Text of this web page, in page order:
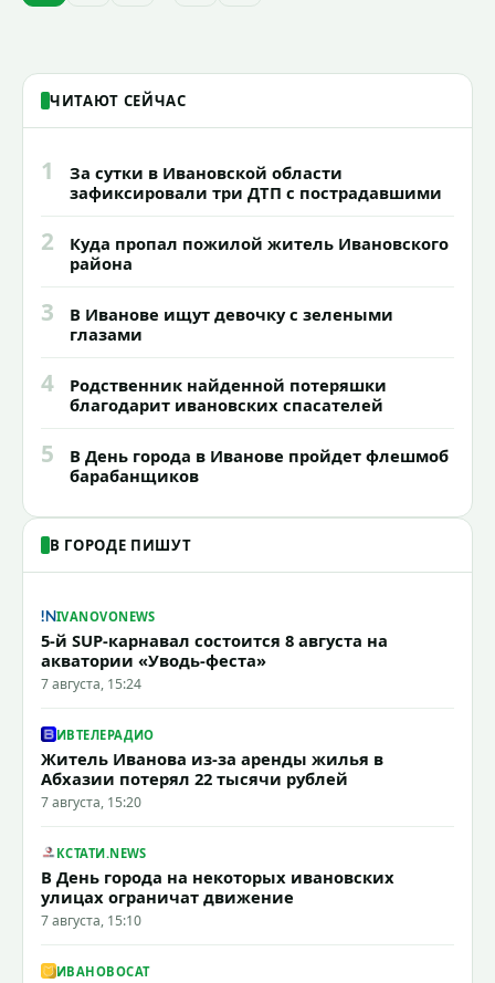
ЧИТАЮТ СЕЙЧАС
1
За сутки в Ивановской области
зафиксировали три ДТП с пострадавшими
2
Куда пропал пожилой житель Ивановского
района
3
В Иванове ищут девочку с зелеными
глазами
4
Родственник найденной потеряшки
благодарит ивановских спасателей
5
В День города в Иванове пройдет флешмоб
барабанщиков
В ГОРОДЕ ПИШУТ
IVANOVONEWS
5-й SUP-карнавал состоится 8 августа на
акватории «Уводь-феста»
7 августа, 15:24
ИВТЕЛЕРАДИО
Житель Иванова из-за аренды жилья в
Абхазии потерял 22 тысячи рублей
7 августа, 15:20
КСТАТИ.NEWS
В День города на некоторых ивановских
улицах ограничат движение
7 августа, 15:10
ИВАНОВОCAT